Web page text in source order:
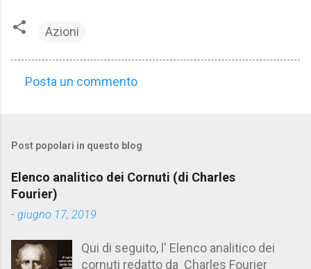
Azioni
m
e
n
t
Posta un commento
Post popolari in questo blog
Elenco analitico dei Cornuti (di Charles
Fourier)
- giugno 17, 2019
Qui di seguito, l' Elenco analitico dei
cornuti redatto da Charles Fourier